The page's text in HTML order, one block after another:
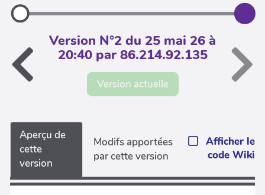
Version N°2 du 25 mai 26 à
20:40 par 86.214.92.135
Version actuelle
Aperçu de
cette
version
Modifs apportées
par cette version
Afficher le
code Wiki